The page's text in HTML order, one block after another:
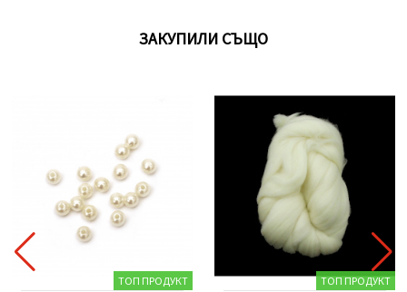
ЗАКУПИЛИ СЪЩО
ТОП ПРОДУКТ ТОП ПРОДУКТ